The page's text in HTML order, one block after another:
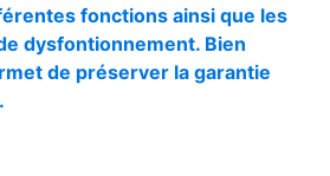
fonctions ainsi que les
dysfontionnement. Bien
de préserver la garantie